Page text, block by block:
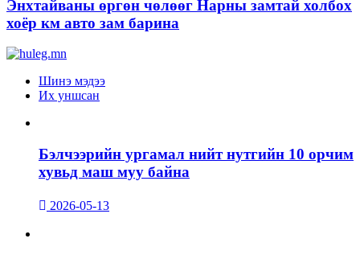
Энхтайваны өргөн чөлөөг Нарны замтай холбох
хоёр км авто зам барина
Шинэ мэдээ
Их уншсан
Бэлчээрийн ургамал нийт нутгийн 10 орчим
хувьд маш муу байна
2026-05-13